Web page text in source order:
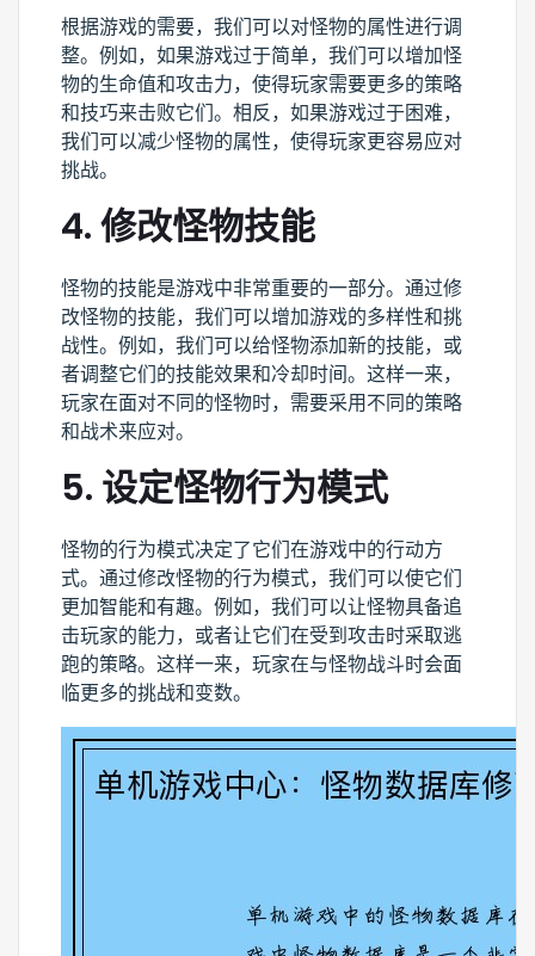
根据游戏的需要，我们可以对怪物的属性进行调
整。例如，如果游戏过于简单，我们可以增加怪
物的生命值和攻击力，使得玩家需要更多的策略
和技巧来击败它们。相反，如果游戏过于困难，
我们可以减少怪物的属性，使得玩家更容易应对
挑战。
4. 修改怪物技能
怪物的技能是游戏中非常重要的一部分。通过修
改怪物的技能，我们可以增加游戏的多样性和挑
战性。例如，我们可以给怪物添加新的技能，或
者调整它们的技能效果和冷却时间。这样一来，
玩家在面对不同的怪物时，需要采用不同的策略
和战术来应对。
5. 设定怪物行为模式
怪物的行为模式决定了它们在游戏中的行动方
式。通过修改怪物的行为模式，我们可以使它们
更加智能和有趣。例如，我们可以让怪物具备追
击玩家的能力，或者让它们在受到攻击时采取逃
跑的策略。这样一来，玩家在与怪物战斗时会面
临更多的挑战和变数。